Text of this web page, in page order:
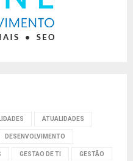
ATUALIDADES
DESENVOLVIMENTO
GESTAO DE TI GESTÃO